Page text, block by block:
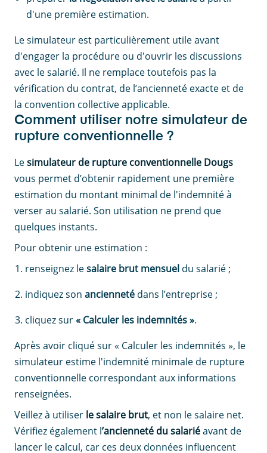
d'une première estimation.
Le simulateur est particulièrement utile avant
d'engager la procédure ou d'ouvrir les discussions
avec le salarié. Il ne remplace toutefois pas la
vérification du contrat, de l’ancienneté exacte et de
la convention collective applicable.
Comment utiliser notre simulateur de
rupture conventionnelle ?
Lesimulateur de rupture conventionnelle Dougs
vous permet d’obtenir rapidement une première
estimation du montant minimal de l'indemnité à
verser au salarié. Son utilisation ne prend que
quelques instants.
Pour obtenir une estimation :
renseignez lesalaire brut mensuel du salarié ;
indiquez son ancienneté dans l’entreprise ;
cliquez sur« Calculer les indemnités ».
Après avoir cliqué sur « Calculer les indemnités », le
simulateur estime l'indemnité minimale de rupture
conventionnelle correspondant aux informations
renseignées.
Veillez à utiliser le salaire brut, et non le salaire net.
Vérifiez également l’ancienneté du salariéavant de
lancer le calcul, car ces deux données influencent